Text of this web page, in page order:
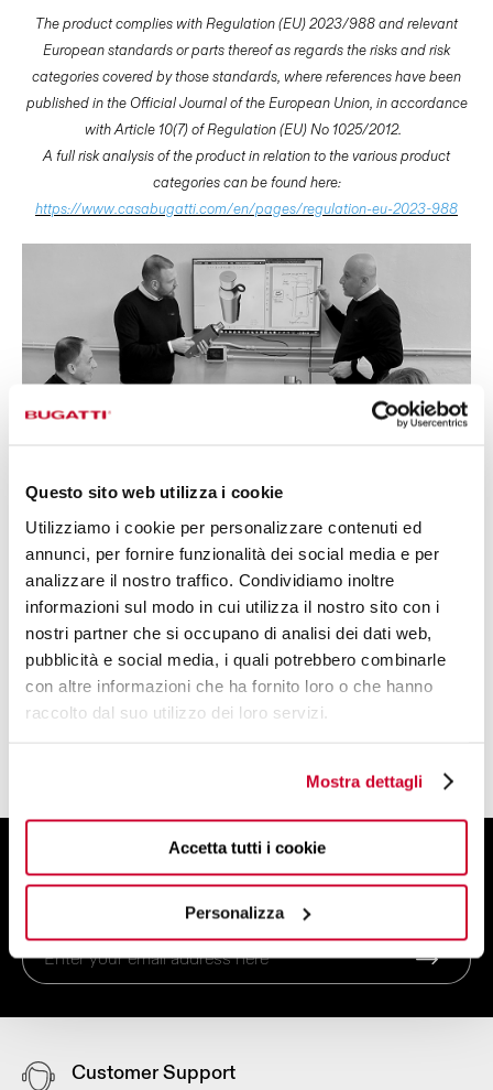
Questo sito web utilizza i cookie
Utilizziamo i cookie per personalizzare contenuti ed
annunci, per fornire funzionalità dei social media e per
analizzare il nostro traffico. Condividiamo inoltre
informazioni sul modo in cui utilizza il nostro sito con i
nostri partner che si occupano di analisi dei dati web,
pubblicità e social media, i quali potrebbero combinarle
con altre informazioni che ha fornito loro o che hanno
raccolto dal suo utilizzo dei loro servizi.
Mostra dettagli
Accetta tutti i cookie
Personalizza
The product complies with Regulation (EU) 2023/988 and relevant
European standards or parts thereof as regards the risks and risk
categories covered by those standards, where references have been
published in the Official Journal of the European Union, in accordance
with Article 10(7) of Regulation (EU) No 1025/2012.
A full risk analysis of the product in relation to the various product
categories can be found here:
https://www.casabugatti.com/en/pages/regulation-eu-2023-988
DESIGN BY
BUGATTI DESIGN STUDIO
A TEAM OF DESIGNERS AND PLANNERS
WITH A CREATIVE SOUL
FIND OUT MORE
SIGN UP FOR THE NEWSLETTER
And get 10% off your order
Customer Support